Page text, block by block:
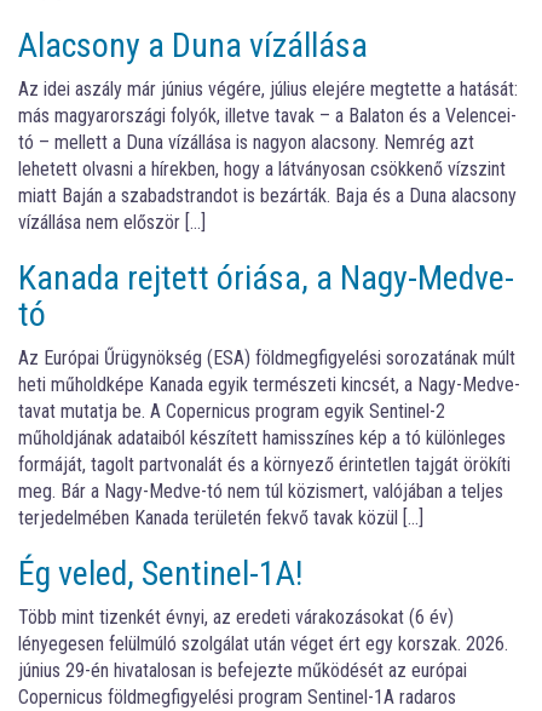
Alacsony a Duna vízállása
Az idei aszály már június végére, július elejére megtette a hatását:
más magyarországi folyók, illetve tavak – a Balaton és a Velencei-
tó – mellett a Duna vízállása is nagyon alacsony. Nemrég azt
lehetett olvasni a hírekben, hogy a látványosan csökkenő vízszint
miatt Baján a szabadstrandot is bezárták. Baja és a Duna alacsony
vízállása nem először […]
Kanada rejtett óriása, a Nagy-Medve-
tó
Az Európai Űrügynökség (ESA) földmegfigyelési sorozatának múlt
heti műholdképe Kanada egyik természeti kincsét, a Nagy-Medve-
tavat mutatja be. A Copernicus program egyik Sentinel-2
műholdjának adataiból készített hamisszínes kép a tó különleges
formáját, tagolt partvonalát és a környező érintetlen tajgát örökíti
meg. Bár a Nagy-Medve-tó nem túl közismert, valójában a teljes
terjedelmében Kanada területén fekvő tavak közül […]
Ég veled, Sentinel-1A!
Több mint tizenkét évnyi, az eredeti várakozásokat (6 év)
lényegesen felülmúló szolgálat után véget ért egy korszak. 2026.
június 29-én hivatalosan is befejezte működését az európai
Copernicus földmegfigyelési program Sentinel-1A radaros